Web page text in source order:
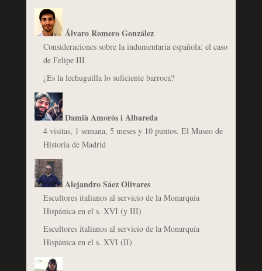
Álvaro Romero González
Consideraciones sobre la indumentaria española: el caso
de Felipe III
¿Es la lechuguilla lo suficiente barroca?
Damià Amorós i Albareda
4 visitas, 1 semana, 5 meses y 10 puntos. El Museo de
Historia de Madrid
Alejandro Sáez Olivares
Escultores italianos al servicio de la Monarquía
Hispánica en el s. XVI (y III)
Escultores italianos al servicio de la Monarquía
Hispánica en el s. XVI (II)